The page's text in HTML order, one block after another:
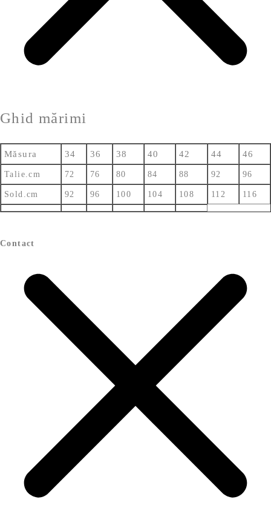
Ghid mărimi
Măsura 34 36 38 40 42 44 46
Talie.cm 72 76 80 84 88 92 96
Sold.cm 92 96 100 104 108 112 116
Contact